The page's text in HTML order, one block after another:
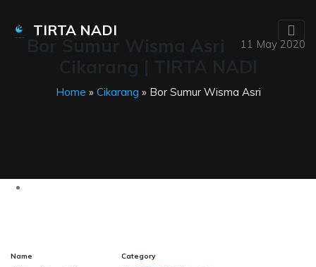
TIRTA NADI
11 May 2020
Home » Cikarang » Bor Sumur Wisma Asri
Name Category